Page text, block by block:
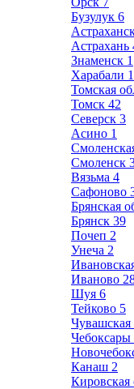
Бузулук 6
Астрахань
Знаменск 1
Харабали 1
Томская
Томск 42
Северск 3
Асино 1
Смоленск
Вязьма 4
Сафоново
Брянская
Брянск 39
Почеп 2
Унеча 2
Иваново
Шуя 6
Тейково 5
Чебоксары
Канаш 2
Кировская